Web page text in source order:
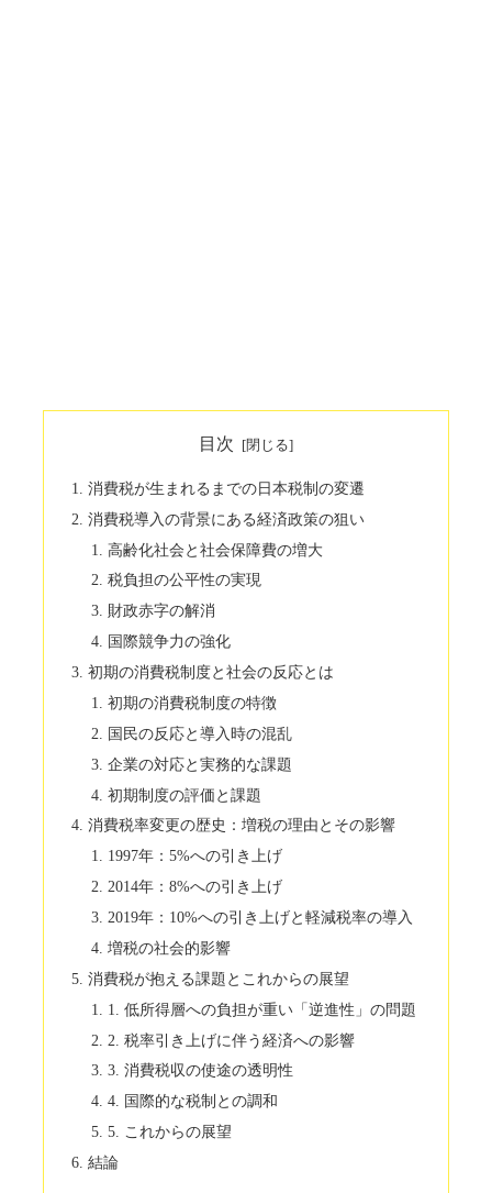
目次
消費税が生まれるまでの日本税制の変遷
消費税導入の背景にある経済政策の狙い
高齢化社会と社会保障費の増大
税負担の公平性の実現
財政赤字の解消
国際競争力の強化
初期の消費税制度と社会の反応とは
初期の消費税制度の特徴
国民の反応と導入時の混乱
企業の対応と実務的な課題
初期制度の評価と課題
消費税率変更の歴史：増税の理由とその影響
1997年：5%への引き上げ
2014年：8%への引き上げ
2019年：10%への引き上げと軽減税率の導入
増税の社会的影響
消費税が抱える課題とこれからの展望
1. 低所得層への負担が重い「逆進性」の問題
2. 税率引き上げに伴う経済への影響
3. 消費税収の使途の透明性
4. 国際的な税制との調和
5. これからの展望
結論